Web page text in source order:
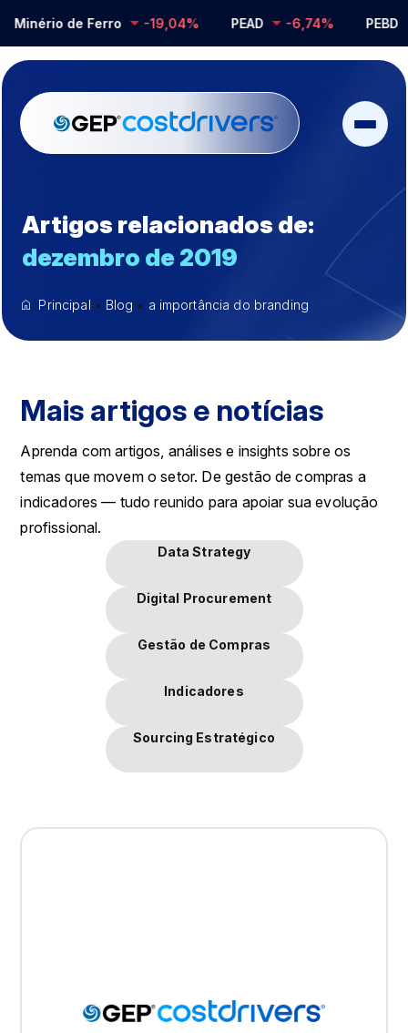
Minério de Ferro -19,04% PEAD -6,74% PEBD
Artigos relacionados de:
dezembro de 2019
Principal • Blog • a importância do branding
Mais artigos e notícias
Aprenda com artigos, análises e insights sobre os
temas que movem o setor. De gestão de compras a
indicadores — tudo reunido para apoiar sua evolução
profissional.
Data Strategy
Digital Procurement
Gestão de Compras
Indicadores
Sourcing Estratégico